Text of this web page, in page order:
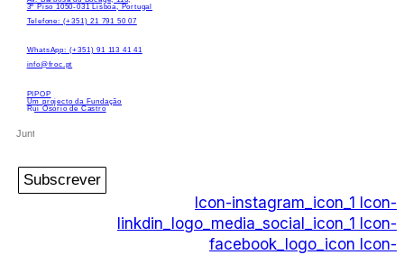
3º Piso 1050-031 Lisboa, Portugal
Telefone: (+351) 21 791 50 07
WhatsApp: (+351) 91 113 41 41
info@froc.pt
PIPOP
Um projecto da Fundação
Rui Osório de Castro
Subscrever
Icon-instagram_icon_1
Icon-
linkdin_logo_media_social_icon_1
Icon-
facebook_logo_icon Icon-